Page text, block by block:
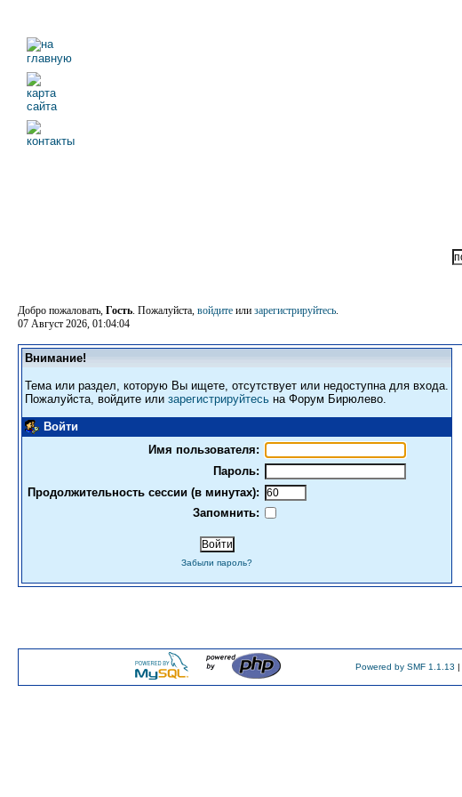
Добро пожаловать, Гость. Пожалуйста, войдите или зарегистрируйтесь.
07 Август 2026, 01:04:04
Внимание!
Тема или раздел, которую Вы ищете, отсутствует или недоступна для входа.
Пожалуйста, войдите или зарегистрируйтесь на Форум Бирюлево.
Войти
Имя пользователя:
Пароль:
Продолжительность сессии (в минутах):
Запомнить:
Забыли пароль?
Powered by SMF 1.1.13 |